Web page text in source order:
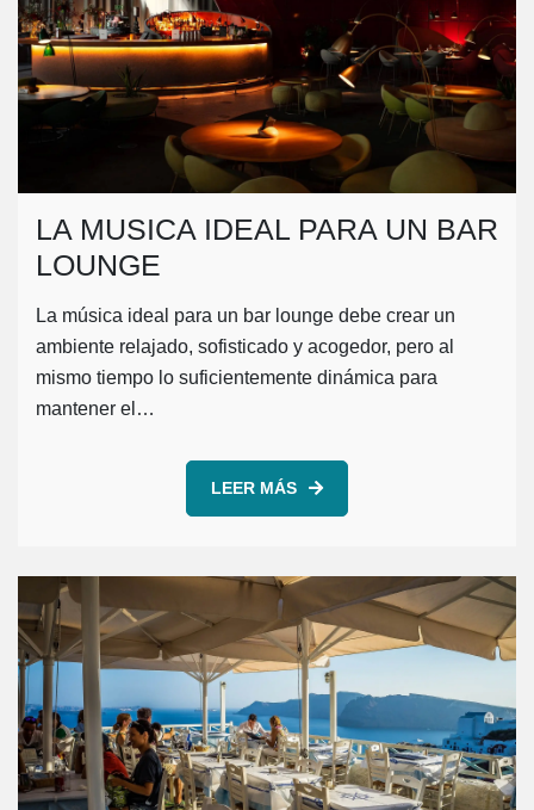
LA MUSICA IDEAL PARA UN BAR
LOUNGE
La música ideal para un bar lounge debe crear un
ambiente relajado, sofisticado y acogedor, pero al
mismo tiempo lo suficientemente dinámica para
mantener el…
LEER MÁS